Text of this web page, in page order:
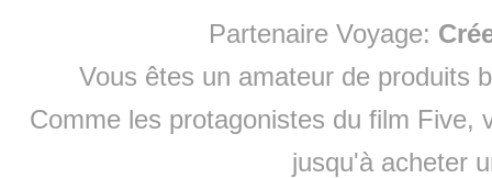
Partenaire Voyage:
Vous êtes un amateur de produits
Comme les protagonistes du film Five,
jusqu'à acheter